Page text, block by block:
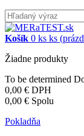
Košík 0 ks ks
Žiadne produkty
To be determined
0,00 € DPH
0,00 € Spolu
Pokladňa